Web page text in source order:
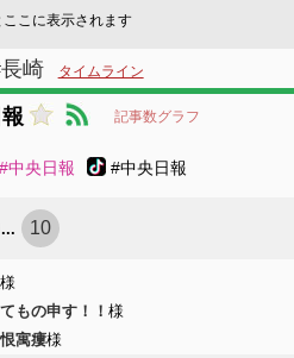
こに表示されます
崎 タイムライン
記事数グラフ
#中央日報 #中央日報
... 10
様
もの申す！！ 様
寓瘻様